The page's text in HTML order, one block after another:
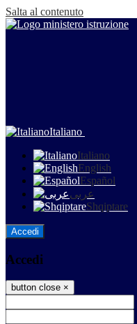
Salta al contenuto
Italiano
Italiano
English
Español
عربى
Shqiptare
Accedi
Accedi
button close ×